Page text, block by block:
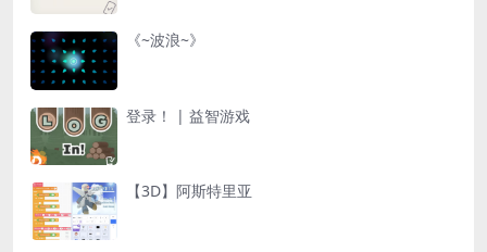
《~波浪~》
登录！ | 益智游戏
【3D】阿斯特里亚